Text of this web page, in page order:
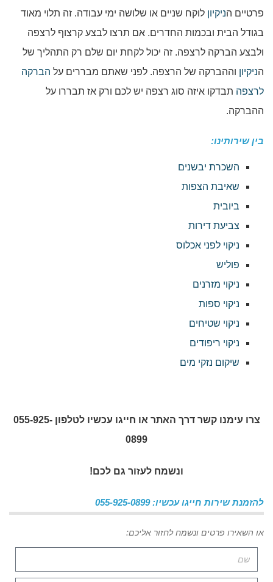
פרטיים הניקיון לוקח שניים או שלושה ימי עבודה. זה תלוי מאוד
בגודל הבית ובכמות החדרים. אם תרצו לבצע קרצוף לרצפה
ולבצע הברקה לרצפה. זה יכול לקחת יום שלם רק התהליך של
הניקיון וההברקה של הרצפה. לפני שאתם מבררים על הברקה
לרצפה תבדקו איזה סוג רצפה יש לכם ורק אז תבררו על
ההברקה.
בין שירותינו:
השכרת יבשנים
שאיבת הצפות
ביובית
צביעת דירות
ניקוי לפני אכלוס
פוליש
ניקוי מזרנים
ניקוי ספות
ניקוי שטיחים
ניקוי ריפודים
שיקום נזקי מים
צרו עימנו קשר דרך האתר או חייגו עכשיו לטלפון 055-925-
0899
ונשמח לעזור גם לכם!
להזמנת שירות חייגו עכשיו: 055-925-0899
או השאירו פרטים ונשמח לחזור אליכם: